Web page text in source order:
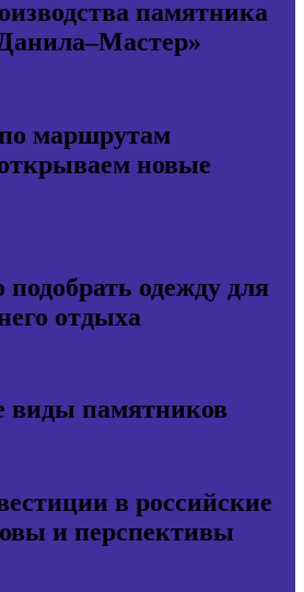
памятника
маршрутам
новые
одежду для
отдыха
виды памятников
в российские
и перспективы